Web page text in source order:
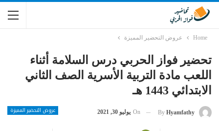
Home عروض التحضير المميزة
تحضير فواز الحربي درس السلامة أثناء
اللعب مادة التربية الأسرية الصف الثاني
الابتدائي 1443 هـ
عروض التحضير المميزة By Hyamfathy
On يوليو 30, 2021